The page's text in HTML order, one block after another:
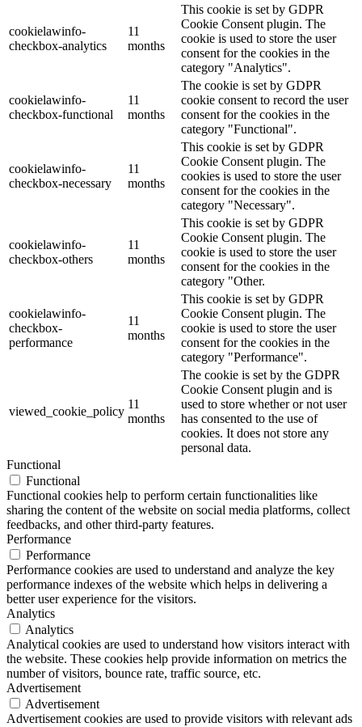
cookielawinfo-
checkbox-analytics
11
months
This cookie is set by GDPR
Cookie Consent plugin. The
cookie is used to store the user
consent for the cookies in the
category "Analytics".
cookielawinfo-
checkbox-functional
11
months
The cookie is set by GDPR
cookie consent to record the user
consent for the cookies in the
category "Functional".
cookielawinfo-
checkbox-necessary
11
months
This cookie is set by GDPR
Cookie Consent plugin. The
cookies is used to store the user
consent for the cookies in the
category "Necessary".
cookielawinfo-
checkbox-others
11
months
This cookie is set by GDPR
Cookie Consent plugin. The
cookie is used to store the user
consent for the cookies in the
category "Other.
cookielawinfo-
checkbox-
performance
11
months
This cookie is set by GDPR
Cookie Consent plugin. The
cookie is used to store the user
consent for the cookies in the
category "Performance".
viewed_cookie_policy
11
months
The cookie is set by the GDPR
Cookie Consent plugin and is
used to store whether or not user
has consented to the use of
cookies. It does not store any
personal data.
Functional
Functional
Functional cookies help to perform certain functionalities like
sharing the content of the website on social media platforms, collect
feedbacks, and other third-party features.
Performance
Performance
Performance cookies are used to understand and analyze the key
performance indexes of the website which helps in delivering a
better user experience for the visitors.
Analytics
Analytics
Analytical cookies are used to understand how visitors interact with
the website. These cookies help provide information on metrics the
number of visitors, bounce rate, traffic source, etc.
Advertisement
Advertisement
Advertisement cookies are used to provide visitors with relevant ads